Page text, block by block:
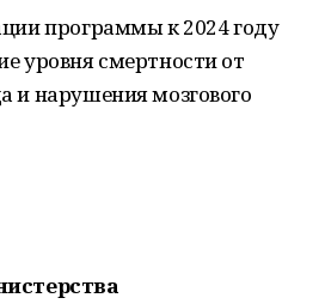
программы к 2024 году
уровня смертности от
и нарушения мозгового